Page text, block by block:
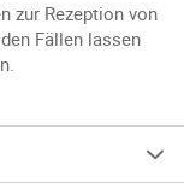
zur Rezeption von
Fällen lassen